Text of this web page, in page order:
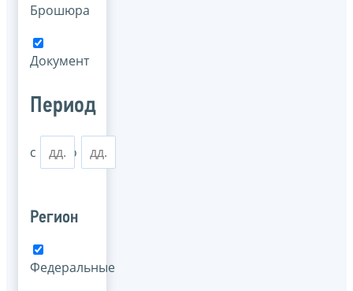
Брошюра
Документ
Период
с по
Регион
Федеральные